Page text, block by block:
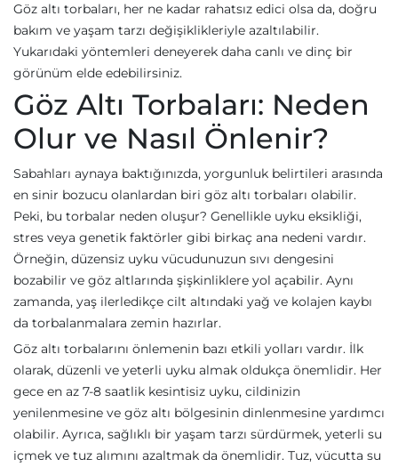
Göz altı torbaları, her ne kadar rahatsız edici olsa da, doğru
bakım ve yaşam tarzı değişiklikleriyle azaltılabilir.
Yukarıdaki yöntemleri deneyerek daha canlı ve dinç bir
görünüm elde edebilirsiniz.
Göz Altı Torbaları: Neden
Olur ve Nasıl Önlenir?
Sabahları aynaya baktığınızda, yorgunluk belirtileri arasında
en sinir bozucu olanlardan biri göz altı torbaları olabilir.
Peki, bu torbalar neden oluşur? Genellikle uyku eksikliği,
stres veya genetik faktörler gibi birkaç ana nedeni vardır.
Örneğin, düzensiz uyku vücudunuzun sıvı dengesini
bozabilir ve göz altlarında şişkinliklere yol açabilir. Aynı
zamanda, yaş ilerledikçe cilt altındaki yağ ve kolajen kaybı
da torbalanmalara zemin hazırlar.
Göz altı torbalarını önlemenin bazı etkili yolları vardır. İlk
olarak, düzenli ve yeterli uyku almak oldukça önemlidir. Her
gece en az 7-8 saatlik kesintisiz uyku, cildinizin
yenilenmesine ve göz altı bölgesinin dinlenmesine yardımcı
olabilir. Ayrıca, sağlıklı bir yaşam tarzı sürdürmek, yeterli su
içmek ve tuz alımını azaltmak da önemlidir. Tuz, vücutta su